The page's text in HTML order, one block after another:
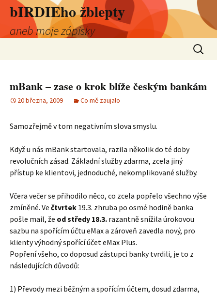
bIRDIEho žblepty
aneb moje zápisky
mBank – zase o krok blíže českým bankám
20 března, 2009 Co mě zaujalo
Samozřejmě v tom negativním slova smyslu.
Když u nás mBank startovala, razila několik do té doby
revolučních zásad. Základní služby zdarma, zcela jiný
přístup ke klientovi, jednoduché, nekomplikované služby.
Včera večer se přihodilo něco, co zcela popřelo všechno výše
zmíněné. Ve čtvrtek 19.3. zhruba po osmé hodině banka
pošle mail, že od středy 18.3. razantně snížila úrokovou
sazbu na spořícím účtu eMax a zároveň zavedla nový, pro
klienty výhodný spořící účet eMax Plus.
Popření všeho, co doposud zástupci banky tvrdili, je to z
následujících důvodů:
1) Převody mezi běžným a spořícím účtem, dosud zdarma,